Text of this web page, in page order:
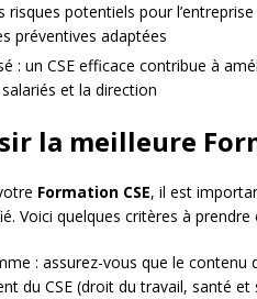
risques potentiels pour
préventives adaptées
: un CSE efficace contribue à
et la direction
la meilleure
Formation CSE, il est
Voici quelques critères à
: assurez-vous que le
du CSE (droit du travail, santé